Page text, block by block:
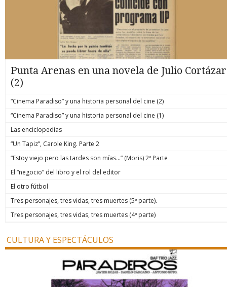
Punta Arenas en una novela de Julio Cortázar
(2)
“Cinema Paradiso” y una historia personal del cine (2)
“Cinema Paradiso” y una historia personal del cine (1)
Las enciclopedias
“Un Tapiz”, Carole King. Parte 2
“Estoy viejo pero las tardes son mías…” (Moris) 2ª Parte
El “negocio” del libro y el rol del editor
El otro fútbol
Tres personajes, tres vidas, tres muertes (5ª parte).
Tres personajes, tres vidas, tres muertes (4ª parte)
CULTURA Y ESPECTÁCULOS